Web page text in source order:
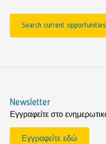
Search current opportunities
Newsletter
Εγγραφείτε στο
Εγγραφείτε εδώ